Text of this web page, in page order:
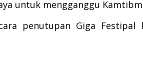
untuk mengganggu
penutupan Giga